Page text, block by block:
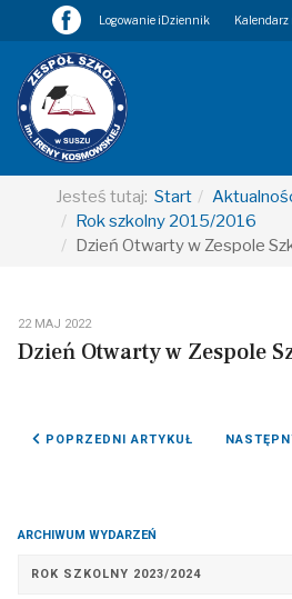
Logowanie iDziennik Kalendarz
Jesteś tutaj: Start
Rok szkolny 2015/2016
Dzień Otwarty w Zespole
22 MAJ 2022
Dzień Otwarty w Zespole
POPRZEDNI ARTYKUŁ: II
POPRZEDNI ARTYKUŁ
ARCHIWUM WYDARZEŃ
ROK SZKOLNY 2023/2024